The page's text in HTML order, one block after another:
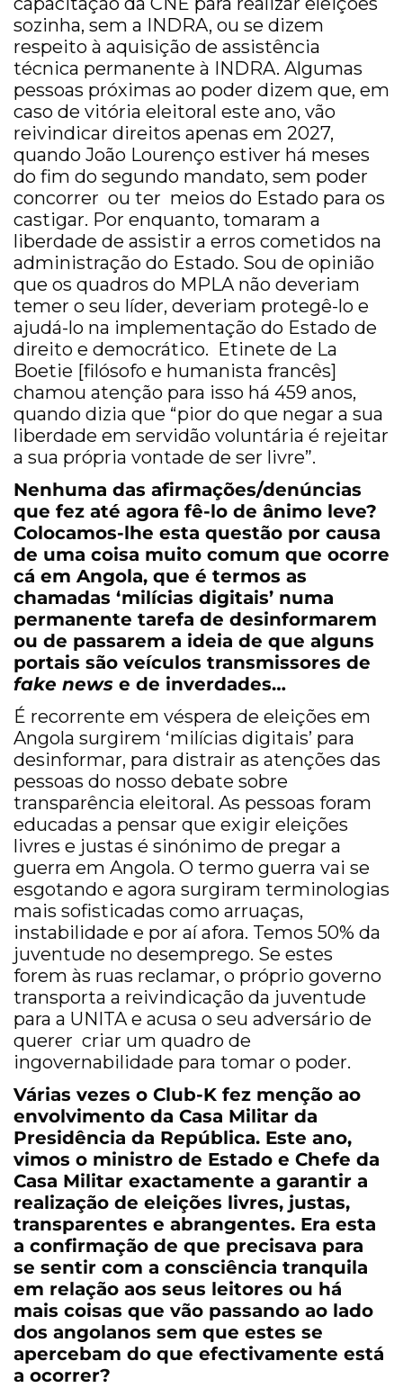
sozinha, sem a INDRA, ou se dizem
respeito à aquisição de assistência
técnica permanente à INDRA. Algumas
pessoas próximas ao poder dizem que, em
caso de vitória eleitoral este ano, vão
reivindicar direitos apenas em 2027,
quando João Lourenço estiver há meses
do fim do segundo mandato, sem poder
concorrer ou ter meios do Estado para os
castigar. Por enquanto, tomaram a
liberdade de assistir a erros cometidos na
administração do Estado. Sou de opinião
que os quadros do MPLA não deveriam
temer o seu líder, deveriam protegê-lo e
ajudá-lo na implementação do Estado de
direito e democrático. Etinete de La
Boetie [filósofo e humanista francês]
chamou atenção para isso há 459 anos,
quando dizia que “pior do que negar a sua
liberdade em servidão voluntária é rejeitar
a sua própria vontade de ser livre”.
Nenhuma das afirmações/denúncias
que fez até agora fê-lo de ânimo leve?
Colocamos-lhe esta questão por causa
de uma coisa muito comum que ocorre
cá em Angola, que é termos as
chamadas ‘milícias digitais’ numa
permanente tarefa de desinformarem
ou de passarem a ideia de que alguns
portais são veículos transmissores de
fake news e de inverdades…
É recorrente em véspera de eleições em
Angola surgirem ‘milícias digitais’ para
desinformar, para distrair as atenções das
pessoas do nosso debate sobre
transparência eleitoral. As pessoas foram
educadas a pensar que exigir eleições
livres e justas é sinónimo de pregar a
guerra em Angola. O termo guerra vai se
esgotando e agora surgiram terminologias
mais sofisticadas como arruaças,
instabilidade e por aí afora. Temos 50% da
juventude no desemprego. Se estes
forem às ruas reclamar, o próprio governo
transporta a reivindicação da juventude
para a UNITA e acusa o seu adversário de
querer criar um quadro de
ingovernabilidade para tomar o poder.
Várias vezes o Club-K fez menção ao
envolvimento da Casa Militar da
Presidência da República. Este ano,
vimos o ministro de Estado e Chefe da
Casa Militar exactamente a garantir a
realização de eleições livres, justas,
transparentes e abrangentes. Era esta
a confirmação de que precisava para
se sentir com a consciência tranquila
em relação aos seus leitores ou há
mais coisas que vão passando ao lado
dos angolanos sem que estes se
apercebam do que efectivamente está
a ocorrer?